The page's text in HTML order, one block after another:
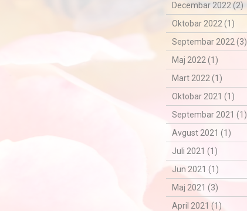
Decembar 2022 (2)
Oktobar 2022 (1)
Septembar 2022 (3)
Maj 2022 (1)
Mart 2022 (1)
Oktobar 2021 (1)
Septembar 2021 (1)
Avgust 2021 (1)
Juli 2021 (1)
Jun 2021 (1)
Maj 2021 (3)
April 2021 (1)